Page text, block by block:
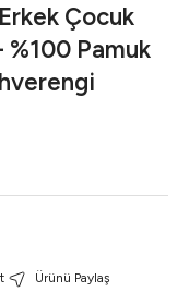
Çocuk
%100 Pamuk
Ürünü Paylaş